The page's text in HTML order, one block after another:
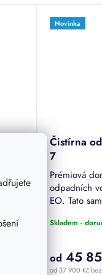
se
Novinka
Čistírna
7
Prémiová
odpadních
EO. Tato
kvalitu
Skladem -
od 37 900 Kč bez
od 45